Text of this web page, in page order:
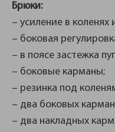
Брюки:
– усиление в
– боковая
– в поясе застежка
– боковые карманы;
– резинка под
– два боковых
– два накладных